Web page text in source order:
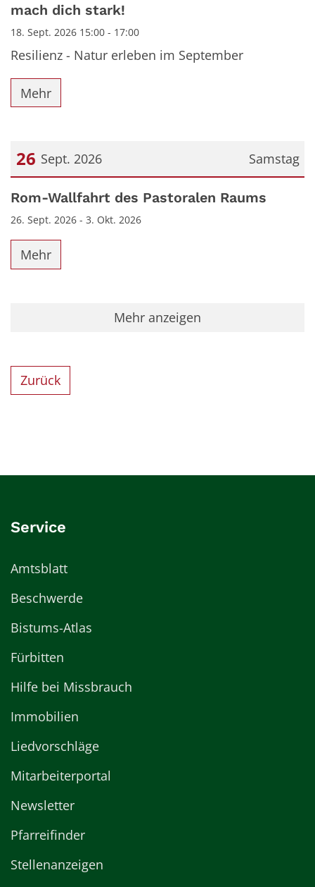
mach dich stark!
18. Sept. 2026 15:00 - 17:00
Resilienz - Natur erleben im September
Mehr
Samstag
26 Sept. 2026
Datum: 26. September 2026
Rom-Wallfahrt des Pastoralen Raums
26. Sept. 2026 - 3. Okt. 2026
Mehr
Mehr anzeigen
Zurück
Service
Amtsblatt
Beschwerde
Bistums-Atlas
Fürbitten
Hilfe bei Missbrauch
Immobilien
Liedvorschläge
Mitarbeiterportal
Newsletter
Pfarreifinder
Stellenanzeigen